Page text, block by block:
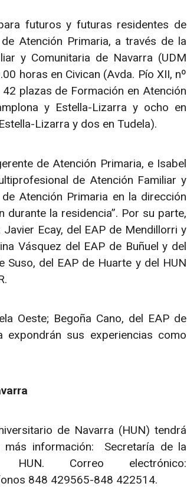
futuros y futuras residentes de
Atención Primaria, a través de la
y Comunitaria de Navarra (UDM
horas en Civican (Avda. Pío XII, nº
plazas de Formación en Atención
y Estella-Lizarra y ocho en
Lizarra y dos en Tudela).
de Atención Primaria, e Isabel
de Atención Familiar y
Atención Primaria en la dirección
la residencia”. Por su parte,
Ecay, del EAP de Mendillorri y
Vásquez del EAP de Buñuel y del
Suso, del EAP de Huarte y del HUN
Oeste; Begoña Cano, del EAP de
expondrán sus experiencias como
de Navarra (HUN) tendrá
información: Secretaría de la
HUN. Correo electrónico:
848 429565-848 422514.